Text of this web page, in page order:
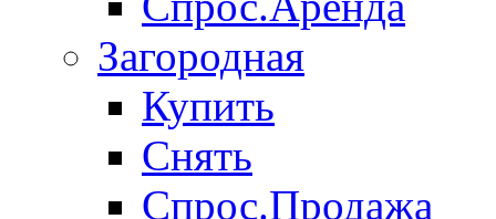
Загородная
Купить
Снять
Спрос.Продажа